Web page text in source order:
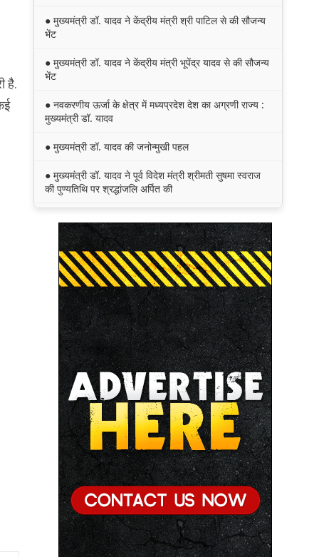
है.
● मुख्यमंत्री डॉ. यादव ने केंद्रीय मंत्री श्री पाटिल से की सौजन्य
भेंट
● मुख्यमंत्री डॉ. यादव ने केंद्रीय मंत्री भूपेंद्र यादव से की सौजन्य
भेंट
● नवकरणीय ऊर्जा के क्षेत्र में मध्यप्रदेश देश का अग्रणी राज्य :
मुख्यमंत्री डॉ. यादव
● मुख्यमंत्री डॉ. यादव की जनोन्मुखी पहल
● मुख्यमंत्री डॉ. यादव ने पूर्व विदेश मंत्री श्रीमती सुषमा स्वराज
की पुण्यतिथि पर श्रद्धांजलि अर्पित की
प्रभावी बनाने के लिए अनुशंसाएं देने उच्च स्तरीय समिति गठित
● मध्यप्रदेश में सृजन संवाद अभियान का शुभारंभ
● मध्यप्रदेश पुलिस की अवैध मादक पदार्थों के विरूद्ध प्रभावी
कार्यवाही